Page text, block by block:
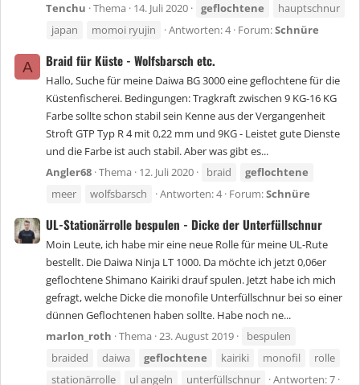
Tenchu Thema 14. Juli 2020 geflochtene
hauptschnur
japan
momoi ryujin Antworten: 4 Forum:Schnüre
A Braid für Küste - Wolfsbarsch etc.
Hallo, Suche für meine Daiwa BG 3000 eine geflochtene für die
Küstenfischerei. Bedingungen: Tragkraft zwischen 9 KG-16 KG
Farbe sollte schon stabil sein Kenne aus der Vergangenheit
Stroft GTP Typ R 4 mit 0,22 mm und 9KG - Leistet gute Dienste
und die Farbe ist auch stabil. Aber was gibt es...
Angler68 Thema 12. Juli 2020 braid
geflochtene
meer
wolfsbarsch Antworten: 4 Forum:Schnüre
UL-Stationärrolle bespulen - Dicke der Unterfüllschnur
Moin Leute, ich habe mir eine neue Rolle für meine UL-Rute
bestellt. Die Daiwa Ninja LT 1000. Da möchte ich jetzt 0,06er
geflochtene Shimano Kairiki drauf spulen. Jetzt habe ich mich
gefragt, welche Dicke die monofile Unterfüllschnur bei so einer
dünnen Geflochtenen haben sollte. Habe noch ne...
marlon_roth Thema 23. August 2019
bespulen
braided
daiwa geflochtene kairiki monofil
rolle
stationärrolle
ul angeln unterfüllschnur Antworten: 7